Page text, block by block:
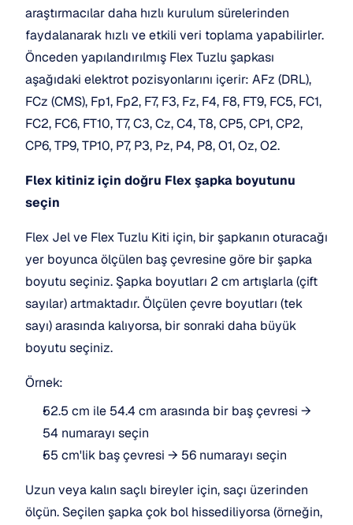
araştırmacılar daha hızlı kurulum sürelerinden
faydalanarak hızlı ve etkili veri toplama yapabilirler.
Önceden yapılandırılmış Flex Tuzlu şapkası
aşağıdaki elektrot pozisyonlarını içerir: AFz (DRL),
FCz (CMS), Fp1, Fp2, F7, F3, Fz, F4, F8, FT9, FC5, FC1,
FC2, FC6, FT10, T7, C3, Cz, C4, T8, CP5, CP1, CP2,
CP6, TP9, TP10, P7, P3, Pz, P4, P8, O1, Oz, O2.
Flex kitiniz için doğru Flex şapka boyutunu
seçin
Flex Jel ve Flex Tuzlu Kiti için, bir şapkanın oturacağı
yer boyunca ölçülen baş çevresine göre bir şapka
boyutu seçiniz. Şapka boyutları 2 cm artışlarla (çift
sayılar) artmaktadır. Ölçülen çevre boyutları (tek
sayı) arasında kalıyorsa, bir sonraki daha büyük
boyutu seçiniz.
Örnek:
52.5 cm ile 54.4 cm arasında bir baş çevresi →
54 numarayı seçin
55 cm'lik baş çevresi → 56 numarayı seçin
Uzun veya kalın saçlı bireyler için, saçı üzerinden
ölçün. Seçilen şapka çok bol hissediliyorsa (örneğin,